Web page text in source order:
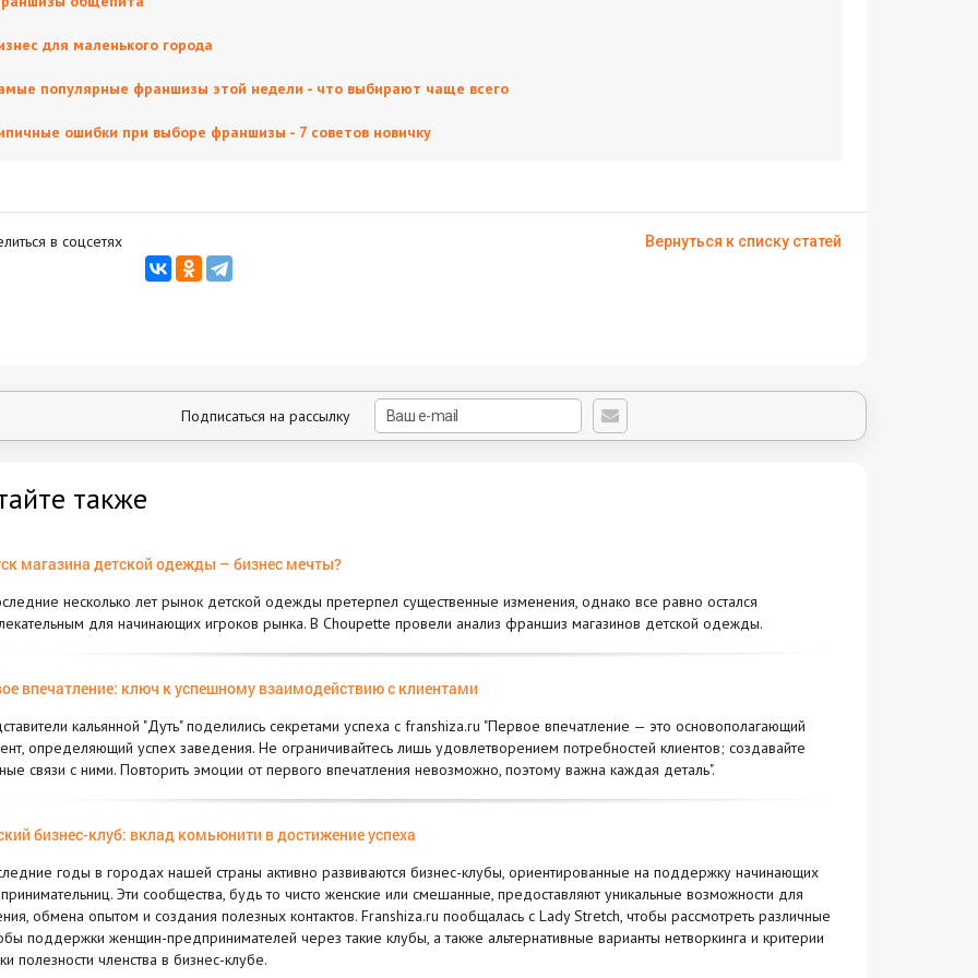
для маленького города
популярные франшизы этой недели - что выбирают чаще всего
ошибки при выборе франшизы - 7 советов новичку
в соцсетях Вернуться к списку статей
Подписаться на рассылку
также
магазина детской одежды – бизнес мечты?
несколько лет рынок детской одежды претерпел существенные изменения, однако все равно остался
для начинающих игроков рынка. В Choupette провели анализ франшиз магазинов детской одежды.
впечатление: ключ к успешному взаимодействию с клиентами
кальянной "Дуть" поделились секретами успеха с franshiza.ru "Первое впечатление — это основополагающий
определяющий успех заведения. Не ограничивайтесь лишь удовлетворением потребностей клиентов; создавайте
связи с ними. Повторить эмоции от первого впечатления невозможно, поэтому важна каждая деталь".
бизнес-клуб: вклад комьюнити в достижение успеха
годы в городах нашей страны активно развиваются бизнес-клубы, ориентированные на поддержку начинающих
Эти сообщества, будь то чисто женские или смешанные, предоставляют уникальные возможности для
обмена опытом и создания полезных контактов. Franshiza.ru пообщалась с Lady Stretch, чтобы рассмотреть различные
поддержки женщин-предпринимателей через такие клубы, а также альтернативные варианты нетворкинга и критерии
полезности членства в бизнес-клубе.